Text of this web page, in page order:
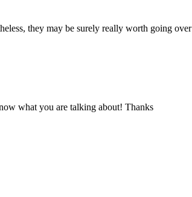
they may be surely really worth going over
what you are talking about! Thanks